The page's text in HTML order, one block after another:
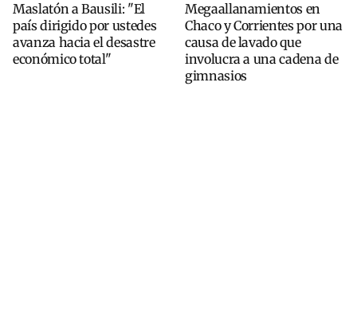
Maslatón a Bausili: "El
país dirigido por ustedes
avanza hacia el desastre
económico total"
Megaallanamientos en
Chaco y Corrientes por una
causa de lavado que
involucra a una cadena de
gimnasios